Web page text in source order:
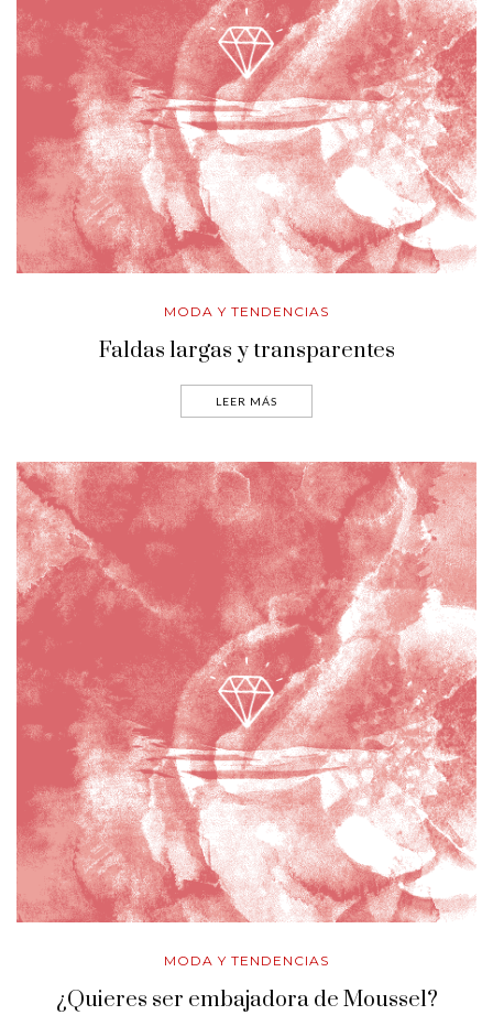
MODA Y TENDENCIAS
Faldas largas y transparentes
LEER MÁS
MODA Y TENDENCIAS
¿Quieres ser embajadora de Moussel?